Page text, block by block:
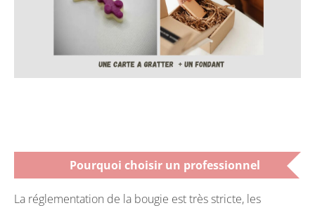
Pourquoi choisir un professionnel
La réglementation de la bougie est très stricte, les